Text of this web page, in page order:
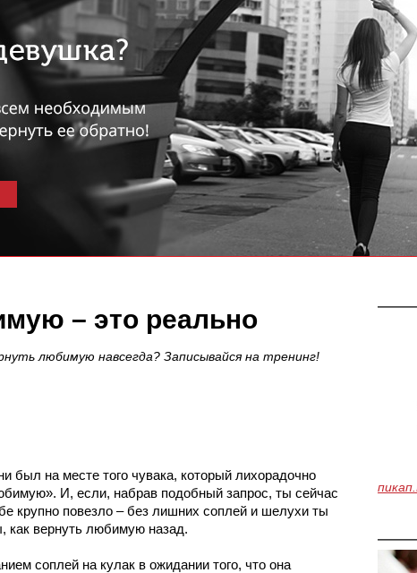
– это реально
любимую навсегда? Записывайся на тренинг!
был на месте того чувака, который лихорадочно
». И, если, набрав подобный запрос, ты сейчас
крупно повезло – без лишних соплей и шелухи ты
как вернуть любимую назад.
соплей на кулак в ожидании того, что она